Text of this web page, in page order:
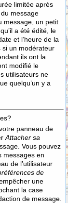
limitée après
du message
message, un petit
a été édité, le
et l’heure de la
si un modérateur
ils ont la
modifié le
utilisateurs ne
quelqu’un y a
panneau de
Attacher sa
Vous pouvez
messages en
de l’utilisateur
de
une
la case
de message.